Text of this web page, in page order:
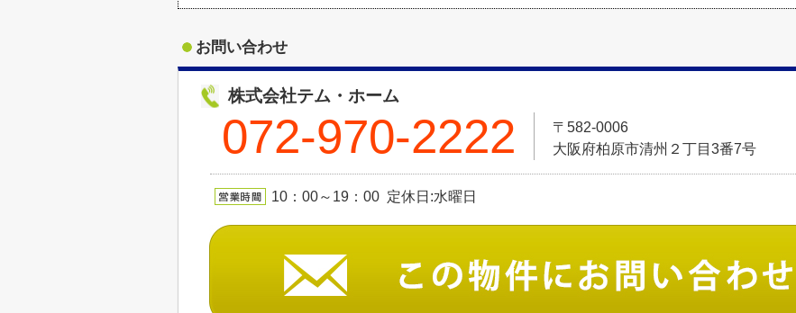
お問い合わせ
株式会社テム・ホーム
072-970-2222
〒582-0006
大阪府柏原市清州２丁目3番7号
10：00～19：00 定休日:水曜日